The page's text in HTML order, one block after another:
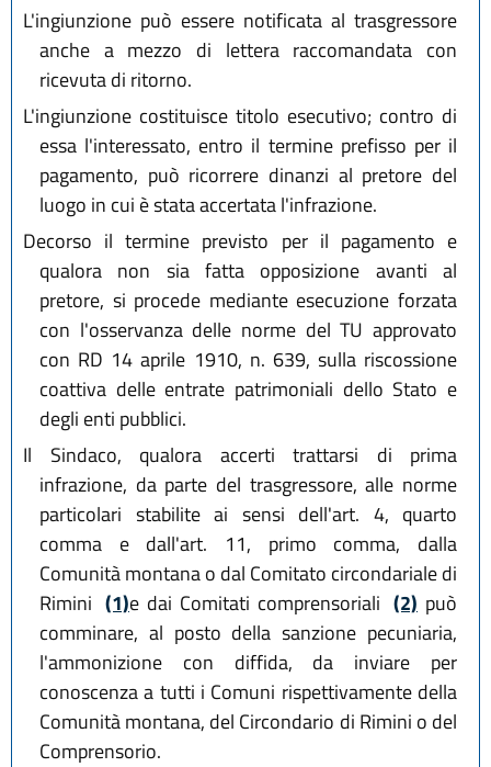
L'ingiunzione può essere notificata al trasgressore
anche a mezzo di lettera raccomandata con
ricevuta di ritorno.
L'ingiunzione costituisce titolo esecutivo; contro di
essa l'interessato, entro il termine prefisso per il
pagamento, può ricorrere dinanzi al pretore del
luogo in cui è stata accertata l'infrazione.
Decorso il termine previsto per il pagamento e
qualora non sia fatta opposizione avanti al
pretore, si procede mediante esecuzione forzata
con l'osservanza delle norme del TU approvato
con RD 14 aprile 1910, n. 639, sulla riscossione
coattiva delle entrate patrimoniali dello Stato e
degli enti pubblici.
Il Sindaco, qualora accerti trattarsi di prima
infrazione, da parte del trasgressore, alle norme
particolari stabilite ai sensi dell'art. 4, quarto
comma e dall'art. 11, primo comma, dalla
Comunità montana o dal Comitato circondariale di
Rimini (1)e dai Comitati comprensoriali (2) può
comminare, al posto della sanzione pecuniaria,
l'ammonizione con diffida, da inviare per
conoscenza a tutti i Comuni rispettivamente della
Comunità montana, del Circondario di Rimini o del
Comprensorio.